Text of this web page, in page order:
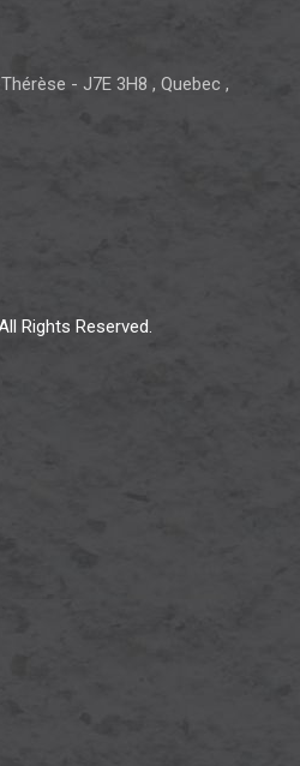
- J7E 3H8 , Quebec ,
Rights Reserved.